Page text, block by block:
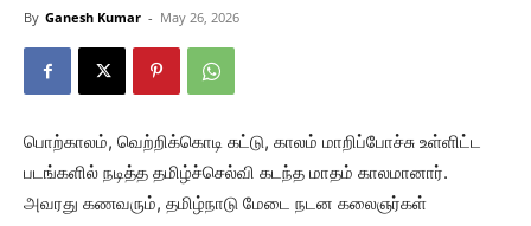
By Ganesh Kumar - May 26, 2026
பொற்காலம், வெற்றிக்கொடி கட்டு, காலம் மாறிப்போச்சு உள்ளிட்ட
படங்களில் நடித்த தமிழ்ச்செல்வி கடந்த மாதம் காலமானார்.
அவரது கணவரும், தமிழ்நாடு மேடை நடன கலைஞர்கள்